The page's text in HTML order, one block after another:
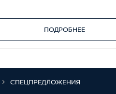
ПОДРОБНЕЕ
СПЕЦПРЕДЛОЖЕНИЯ